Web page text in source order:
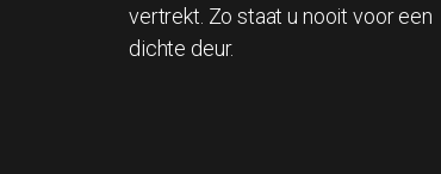
vertrekt. Zo staat u nooit voor een
dichte deur.